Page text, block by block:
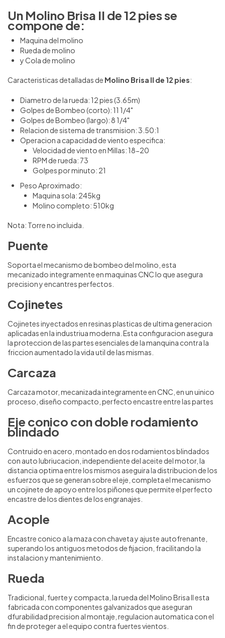
Un Molino Brisa II de 12 piesse
compone de:
Maquina del molino
Rueda de molino
y Cola de molino
Caracteristicas detalladas de Molino Brisa II de 12 pies:
Diametro de la rueda: 12 pies (3.65m)
Golpes de Bombeo (corto): 11 1/4"
Golpes de Bombeo (largo): 8 1/4"
Relacion de sistema de transmision: 3.50:1
Operacion a capacidad de viento especifica:
Velocidad de viento en Millas: 18-20
RPM de rueda: 73
Golpes por minuto: 21
Peso Aproximado:
Maquina sola: 245kg
Molino completo: 510kg
Nota: Torre no incluida.
Puente
Soporta el mecanismo de bombeo del molino, esta
mecanizado integramente en maquinas CNC lo que asegura
precision y encantres perfectos.
Cojinetes
Cojinetes inyectados en resinas plasticas de ultima generacion
aplicadas en la industriua moderna. Esta configuracion asegura
la proteccion de las partes esenciales de la manquina contra la
friccion aumentado la vida util de las mismas.
Carcaza
Carcaza motor, mecanizada integramente en CNC, en un uinico
proceso, diseño compacto, perfecto encastre entre las partes
Eje conico con doble rodamiento
blindado
Contruido en acero, montado en dos rodamientos blindados
con auto lubriucacion, independiente del aceite del motor, la
distancia optima entre los mismos aseguira la distribucion de los
esfuerzos que se generan sobre el eje, completa el mecanismo
un cojinete de apoyo entre los piñones que permite el perfecto
encastre de los dientes de los engranajes.
Acople
Encastre conico a la maza con chaveta y ajuste autofrenante,
superando los antiguos metodos de fijacion, fracilitando la
instalacion y mantenimiento.
Rueda
Tradicional, fuerte y compacta, la rueda del Molino Brisa II esta
fabricada con componentes galvanizados que aseguran
dfurabilidad precision al montaje, regulacion automatica con el
fin de proteger a el equipo contra fuertes vientos.